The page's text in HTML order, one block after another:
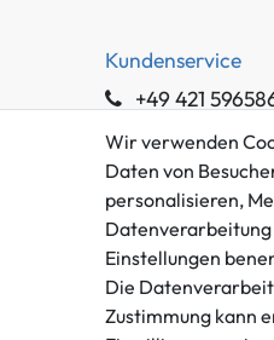
Kundenservice
+49 421
info@gameworld.de
Kontaktformular
Wir verwenden
Daten von
personalisieren,
Einstellungen
Die
Zustimmung kann